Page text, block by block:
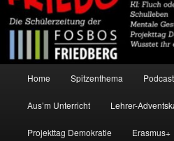
Home Spitzenthema Podcast
Aus’m Unterricht Lehrer-
Projekttag Demokratie Erasmus+